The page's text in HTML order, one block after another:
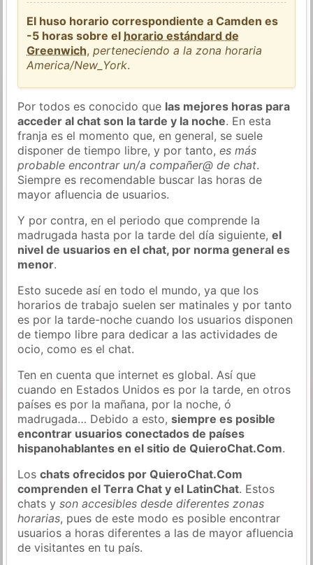
El huso horario correspondiente a Camden es
-5 horas sobre el horario estándard de
Greenwich,perteneciendo a la zona horaria
America/New_York.
Por todos es conocido que las mejores horas para
acceder al chat son la tarde y la noche. En esta
franja es el momento que, en general, se suele
disponer de tiempo libre, y por tanto,es más
probable encontrar un/a compañer@ de chat.
Siempre es recomendable buscar las horas de
mayor afluencia de usuarios.
Y por contra, en el periodo que comprende la
madrugada hasta por la tarde del día siguiente,el
nivel de usuarios en el chat, por norma general es
menor.
Esto sucede así en todo el mundo, ya que los
horarios de trabajo suelen ser matinales y por tanto
es por la tarde-noche cuando los usuarios disponen
de tiempo libre para dedicar a las actividades de
ocio, como es el chat.
Ten en cuenta que internet es global. Así que
cuando en Estados Unidos es por la tarde, en otros
países es por la mañana, por la noche, ó
madrugada… Debido a esto,siempre es posible
encontrar usuarios conectados de países
hispanohablantes en el sitio de QuieroChat.Com.
Loschats ofrecidos por QuieroChat.Com
comprenden el Terra Chat y el LatinChat. Estos
chats yson accesibles desde diferentes zonas
horarias, pues de este modo es posible encontrar
usuarios a horas diferentes a las de mayor afluencia
de visitantes en tu país.